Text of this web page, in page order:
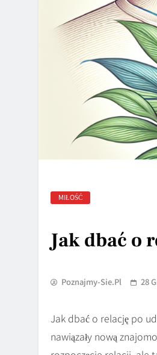
MIŁOŚĆ
Jak dbać o
Poznajmy-Sie.pl 28
Jak dbać o relację po
nawiązały nową